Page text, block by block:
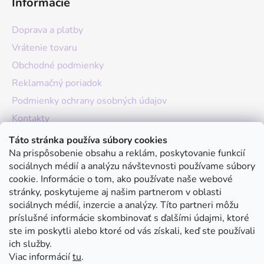
Táto stránka používa súbory cookies
Na prispôsobenie obsahu a reklám, poskytovanie funkcií
sociálnych médií a analýzu návštevnosti používame súbory
cookie. Informácie o tom, ako používate naše webové
stránky, poskytujeme aj našim partnerom v oblasti
sociálnych médií, inzercie a analýzy. Títo partneri môžu
príslušné informácie skombinovať s ďalšími údajmi, ktoré
ste im poskytli alebo ktoré od vás získali, keď ste používali
ich služby.
Viac informáciítu.
Doprava a platby
Vrátenie tovaru
Obchodné podmienky
Reklamačný poriadok
Podmienky ochrany osobných údajov
Kontakty
O nás
Hodnotenie obchodu
Moja objednávka
Instagram